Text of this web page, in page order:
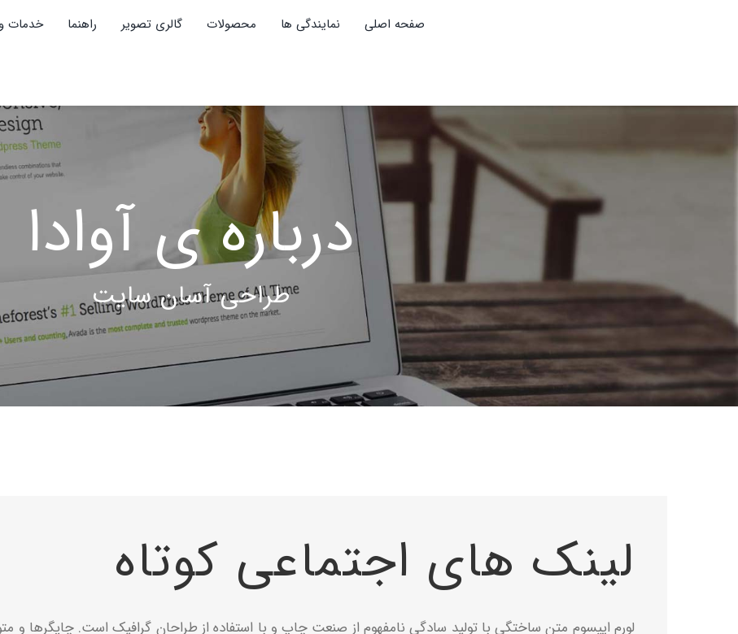
صفحه اصلی نمایندگی ها محصولات گالری تصویر راهنما خدمات
درباره ی آوادا
طراحی آسان سایت
لینک های اجتماعی کوتاه
لورم ایپسوم متن ساختگی با تولید سادگی نامفهوم از صنعت چاپ و با استفاده از طراحان گرافیک است. چاپگرها و